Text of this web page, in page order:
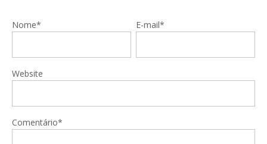
Nome* E-mail*
Website
Comentário*